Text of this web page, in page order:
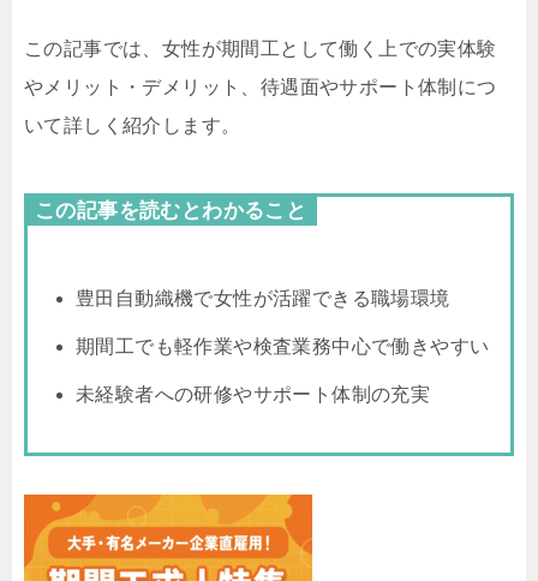
この記事では、女性が期間工として働く上での実体験
やメリット・デメリット、待遇面やサポート体制につ
いて詳しく紹介します。
この記事を読むとわかること
豊田自動織機で女性が活躍できる職場環境
期間工でも軽作業や検査業務中心で働きやすい
未経験者への研修やサポート体制の充実